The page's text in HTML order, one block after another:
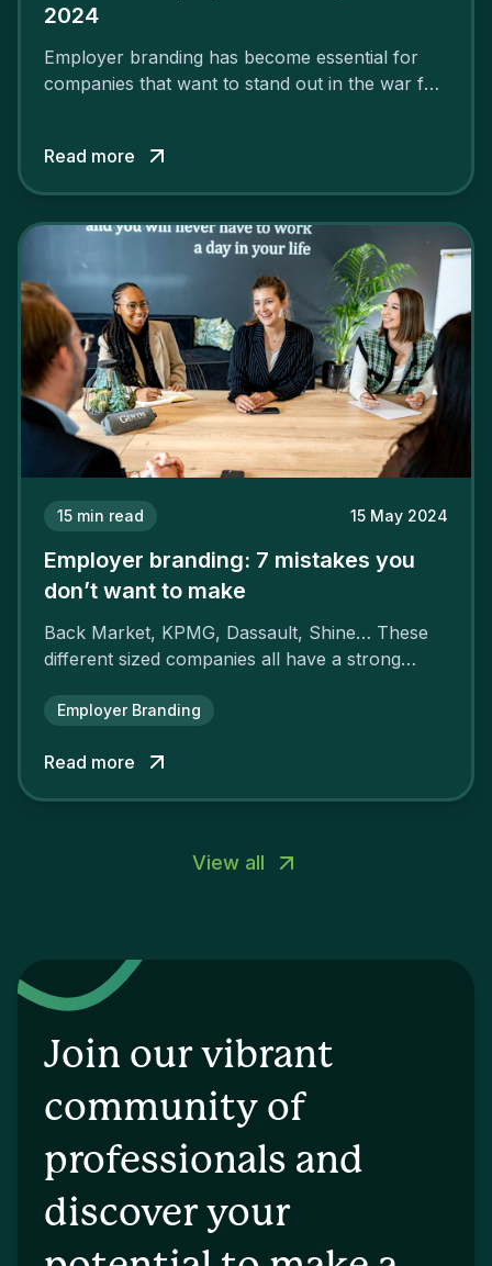
2024
Employer branding has become essential for
companies that want to stand out in the war for
attract the best profiles.
Read more
15 min read 15 May 2024
Employer branding: 7 mistakes you
don’t want to make
Back Market, KPMG, Dassault, Shine… These
different sized companies all have a strong
attractiveness and loyalty and makes their
Employer Branding
Read more
View all
Join our vibrant
community of
professionals and
discover your